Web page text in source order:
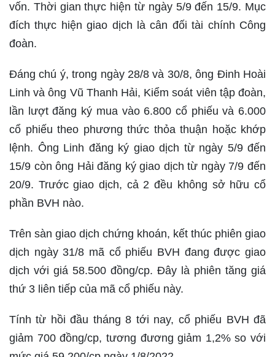
vốn. Thời gian thực hiện từ ngày 5/9 đến 15/9. Mục
đích thực hiện giao dịch là cân đối tài chính Công
đoàn.
Đáng chú ý, trong ngày 28/8 và 30/8, ông Đinh Hoài
Linh và ông Vũ Thanh Hải, Kiểm soát viên tập đoàn,
lần lượt đăng ký mua vào 6.800 cổ phiếu và 6.000
cổ phiếu theo phương thức thỏa thuận hoặc khớp
lệnh. Ông Linh đăng ký giao dịch từ ngày 5/9 đến
15/9 còn ông Hải đăng ký giao dịch từ ngày 7/9 đến
20/9. Trước giao dịch, cả 2 đều không sở hữu cổ
phần BVH nào.
Trên sàn giao dịch chứng khoán, kết thúc phiên giao
dịch ngày 31/8 mã cổ phiếu BVH đang được giao
dịch với giá 58.500 đồng/cp. Đây là phiên tăng giá
thứ 3 liên tiếp của mã cổ phiếu này.
Tính từ hồi đầu tháng 8 tới nay, cổ phiếu BVH đã
giảm 700 đồng/cp, tương đương giảm 1,2% so với